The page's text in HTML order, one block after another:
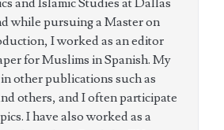
and Islamic Studies at Dallas
while pursuing a Master on
I worked as an editor
for Muslims in Spanish. My
other publications such as
others, and I often participate
I have also worked as a